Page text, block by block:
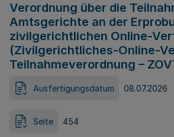
Verordnung über die
Amtsgerichte an der
zivilgerichtlichen Online-
(Zivilgerichtliches-Online-
Teilnahmeverordnung –
Ausfertigungsdatum 08.07.2026
Seite 454